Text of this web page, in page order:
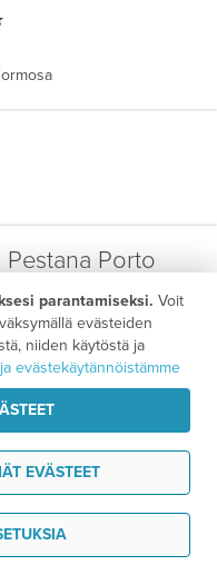
Tarvitsen tukea
Pestana Porto
by Savoy
parantamiseksi. Voit
evästeiden
niiden käytöstä ja
evästekäytännöistämme
EVÄSTEET